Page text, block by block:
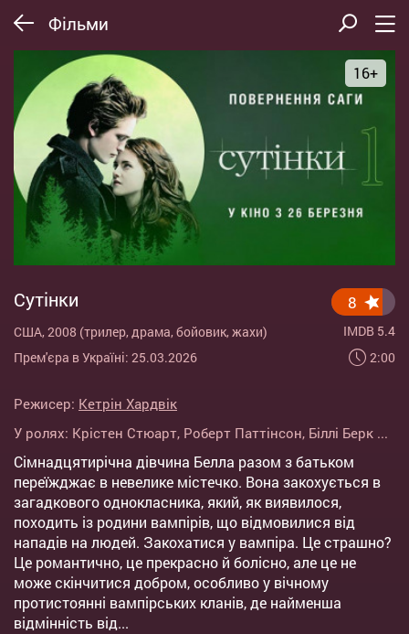
Фільми
16+
Сутінки
США, 2008 (трилер, драма, бойовик, жахи)
Прем'єра в Україні: 25.03.2026
8
IMDB 5.4
2:00
Режисер: Кетрін Хардвік
У ролях: Крістен Стюарт, Роберт Паттінсон, Біллі Берк ...
Сімнадцятирічна дівчина Белла разом з батьком
переїжджає в невелике містечко. Вона закохується в
загадкового однокласника, який, як виявилося,
походить із родини вампірів, що відмовилися від
нападів на людей. Закохатися у вампіра. Це страшно?
Це романтично, це прекрасно й болісно, але це не
може скінчитися добром, особливо у вічному
протистоянні вампірських кланів, де найменша
відмінність від...